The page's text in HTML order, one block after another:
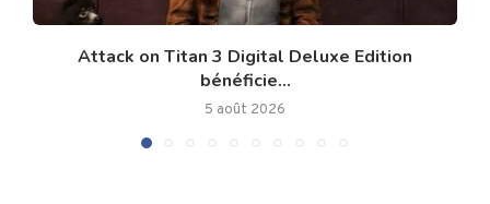
Attack on Titan 3 Digital Deluxe Edition
bénéficie...
5 août 2026